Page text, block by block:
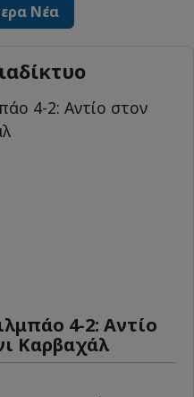
Νέα
4-2: Αντίο
Καρβαχάλ